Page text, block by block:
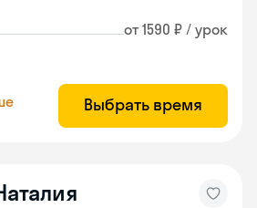
от 1590 ₽ / урок
Выбрать время